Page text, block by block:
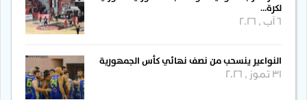
لكرة…
النواعير ينسحب من نصف نهائي كأس الجمهورية
31 تموز , 2026